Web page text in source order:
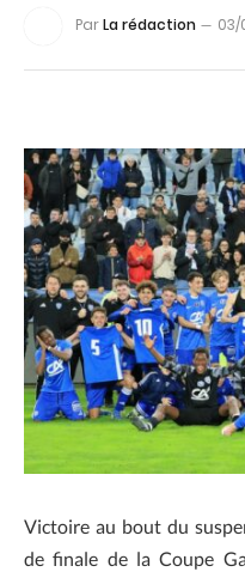
ParLa rédaction 03/
Victoire au bout du
de finale de la Coupe